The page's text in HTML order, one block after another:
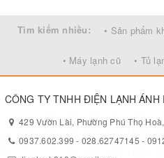
Giao hàng lắp đặt miễn phí tại
Sản phẩm có sẵn tại 429 Vườn
Tân Phú Thành Phố Hồ Chí Minh
Lh : 0977993598 - 0912911680 -
Tìm kiếm nhiều: • Sản phẩm
• Máy lạnh cũ • Tủ
CÔNG TY TNHH ĐIỆN LẠNH ÁNH
429 Vườn Lài, Phường Phú Thọ
0937.602.399 - 028.62747145 -